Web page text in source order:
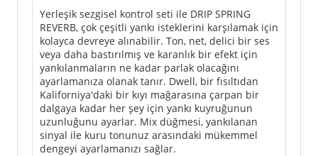
Yerleşik sezgisel kontrol seti ile DRIP SPRING
REVERB, çok çeşitli yankı isteklerini karşılamak için
kolayca devreye alınabilir. Ton, net, delici bir ses
veya daha bastırılmış ve karanlık bir efekt için
yankılanmaların ne kadar parlak olacağını
ayarlamanıza olanak tanır. Dwell, bir fısıltıdan
Kaliforniya'daki bir kıyı mağarasına çarpan bir
dalgaya kadar her şey için yankı kuyruğunun
uzunluğunu ayarlar. Mix düğmesi, yankılanan
sinyal ile kuru tonunuz arasındaki mükemmel
dengeyi ayarlamanızı sağlar.